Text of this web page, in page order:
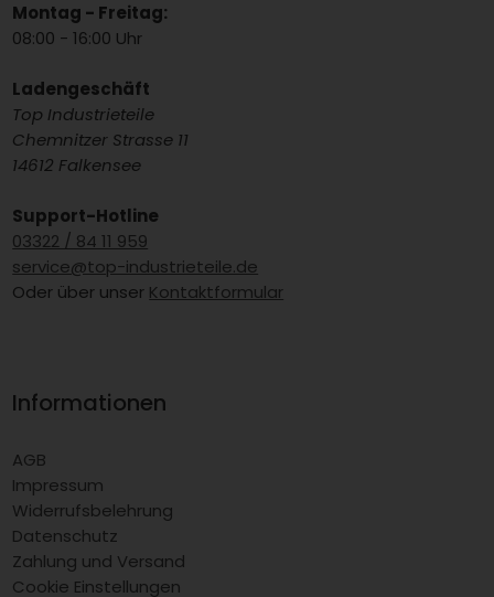
Montag - Freitag:
08:00 - 16:00 Uhr
Ladengeschäft
Top Industrieteile
Chemnitzer Strasse 11
14612 Falkensee
Support-Hotline
03322 / 84 11 959
service@top-industrieteile.de
Oder über unser Kontaktformular
Informationen
AGB
Impressum
Widerrufsbelehrung
Datenschutz
Zahlung und Versand
Cookie Einstellungen